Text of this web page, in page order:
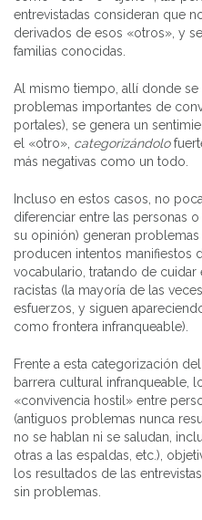
entrevistadas consideran que
derivados de esos «otros», y
familias conocidas.
Al mismo tiempo, allí donde se
problemas importantes de
portales), se genera un
el «otro», categorizándolo
más negativas como un todo.
Incluso en estos casos, no
diferenciar entre las personas
su opinión) generan
producen intentos manifiestos
vocabulario, tratando de cuidar
racistas (la mayoría de las
esfuerzos, y siguen
como frontera infranqueable).
Frente a esta categorización
barrera cultural infranqueable,
«convivencia hostil» entre
(antiguos problemas nunca
no se hablan ni se saludan,
otras a las espaldas, etc.),
los resultados de las
sin problemas.